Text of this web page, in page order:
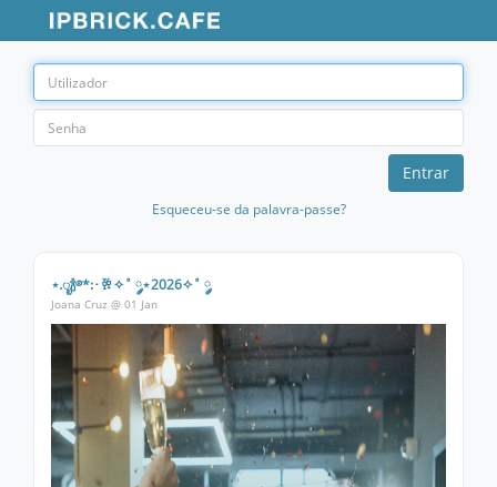
Entrar
Esqueceu-se da palavra-passe?
⋆.ೃ🍾࿔*:･🥂✧˚ ༘⋆2026✧˚ ༘
Joana Cruz @ 01 Jan